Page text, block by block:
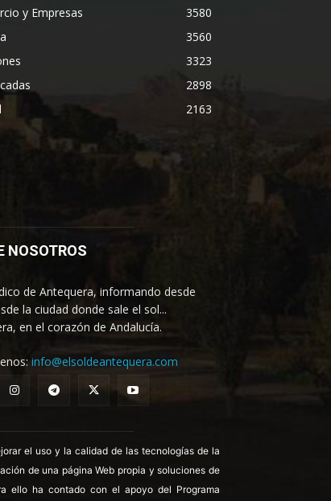
y Empresas
3580
3560
3323
2898
2163
NOSOTROS
de Antequera, informando desde
la ciudad donde sale el sol...
en el corazón de Andalucía.
info@elsoldeantequera.com
el uso y la calidad de las tecnologías de la
de una página Web propia y soluciones de
ello ha contado con el apoyo del Programa